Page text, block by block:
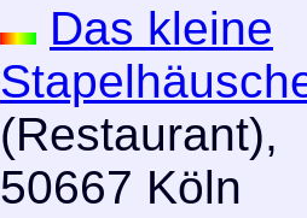
Das kleine
(Restaurant),
50667 Köln